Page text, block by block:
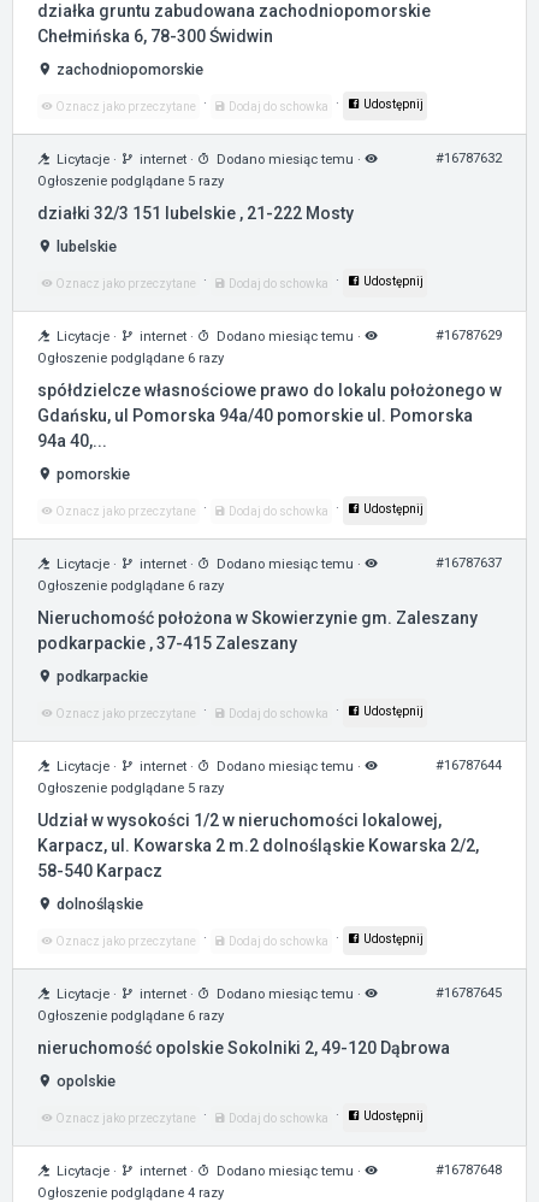
działka gruntu zabudowana zachodniopomorskie
Chełmińska 6, 78-300 Świdwin
zachodniopomorskie
Oznacz jako przeczytane · Dodaj do schowka · Udostępnij
Licytacje · internet · Dodano miesiąc temu ·
Ogłoszenie podglądane 5 razy
#16787632
działki 32/3 151 lubelskie , 21-222 Mosty
lubelskie
Oznacz jako przeczytane · Dodaj do schowka · Udostępnij
Licytacje · internet · Dodano miesiąc temu ·
Ogłoszenie podglądane 6 razy
#16787629
spółdzielcze własnościowe prawo do lokalu położonego w
Gdańsku, ul Pomorska 94a/40 pomorskie ul. Pomorska
94a 40,...
pomorskie
Oznacz jako przeczytane · Dodaj do schowka · Udostępnij
Licytacje · internet · Dodano miesiąc temu ·
Ogłoszenie podglądane 6 razy
#16787637
Nieruchomość położona w Skowierzynie gm. Zaleszany
podkarpackie , 37-415 Zaleszany
podkarpackie
Oznacz jako przeczytane · Dodaj do schowka · Udostępnij
Licytacje · internet · Dodano miesiąc temu ·
Ogłoszenie podglądane 5 razy
#16787644
Udział w wysokości 1/2 w nieruchomości lokalowej,
Karpacz, ul. Kowarska 2 m.2 dolnośląskie Kowarska 2/2,
58-540 Karpacz
dolnośląskie
Oznacz jako przeczytane · Dodaj do schowka · Udostępnij
Licytacje · internet · Dodano miesiąc temu ·
Ogłoszenie podglądane 6 razy
#16787645
nieruchomość opolskie Sokolniki 2, 49-120 Dąbrowa
opolskie
Oznacz jako przeczytane · Dodaj do schowka · Udostępnij
Licytacje · internet · Dodano miesiąc temu ·
Ogłoszenie podglądane 4 razy
#16787648